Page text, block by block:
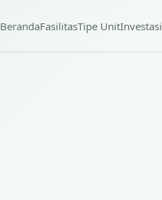
BerandaFasilitasTipe UnitInvestasi